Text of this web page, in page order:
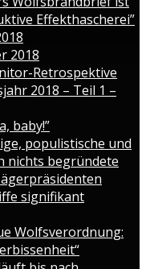
Effekthascherei”
2018
Retrospektive
2018 – Teil 1 –
baby!”
populistische und
nichts begründete
signifikant
Wolfsverordnung: